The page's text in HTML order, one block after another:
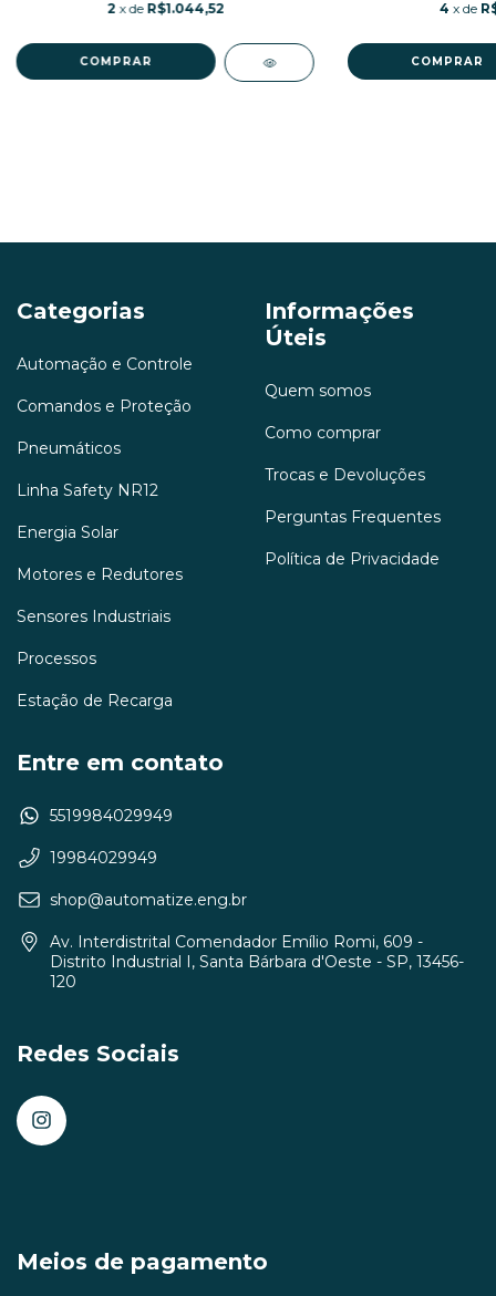
2 x de R$1.044,52 4 x de
Categorias
Automação e Controle
Comandos e Proteção
Pneumáticos
Linha Safety NR12
Energia Solar
Motores e Redutores
Sensores Industriais
Processos
Estação de Recarga
Informações
Úteis
Quem somos
Como comprar
Trocas e Devoluções
Perguntas Frequentes
Política de Privacidade
Entre em contato
5519984029949
19984029949
shop@automatize.eng.br
Av. Interdistrital Comendador Emílio Romi, 609 -
Distrito Industrial I, Santa Bárbara d'Oeste - SP, 13456-
120
Redes Sociais
Meios de pagamento